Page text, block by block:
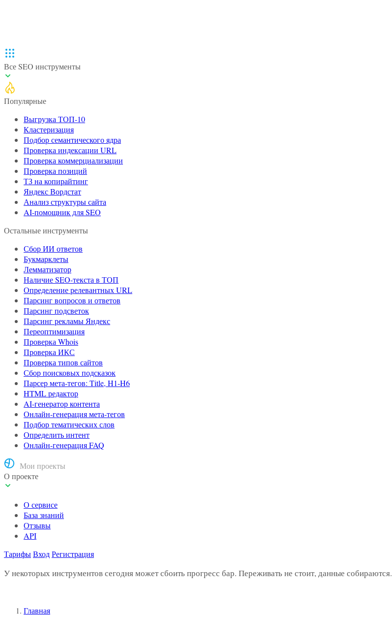
Все SEO инструменты
Популярные
Выгрузка ТОП-10
Кластеризация
Подбор семантического ядра
Проверка индексации URL
Проверка коммерциализации
Проверка позиций
ТЗ на копирайтинг
Яндекс Вордстат
Анализ структуры сайта
AI-помощник для SEO
Остальные инструменты
Сбор ИИ ответов
Букмарклеты
Лемматизатор
Наличие SEO-текста в ТОП
Определение релевантных URL
Парсинг вопросов и ответов
Парсинг подсветок
Парсинг рекламы Яндекс
Переоптимизация
Проверка Whois
Проверка ИКС
Проверка типов сайтов
Сбор поисковых подсказок
Парсер мета-тегов: Title, H1-H6
HTML редактор
AI-генератор контента
Онлайн-генерация мета-тегов
Подбор тематических слов
Определить интент
Онлайн-генерация FAQ
Мои проекты
О проекте
О сервисе
База знаний
Отзывы
API
ТарифыВходРегистрация
У некоторых инструментов сегодня может сбоить прогресс бар. Переживать не стоит, данные собираются.
Главная